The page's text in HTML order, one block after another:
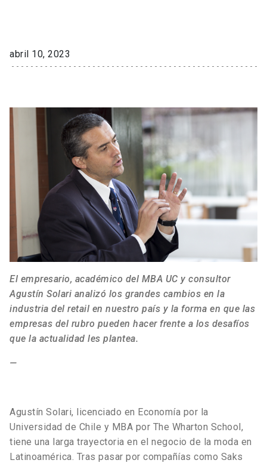
abril 10, 2023
El empresario, académico del MBA UC y consultor
Agustín Solari analizó los grandes cambios en la
industria del retail en nuestro país y la forma en que las
empresas del rubro pueden hacer frente a los desafíos
que la actualidad les plantea.
—
Agustín Solari, licenciado en Economía por la
Universidad de Chile y MBA por The Wharton School,
tiene una larga trayectoria en el negocio de la moda en
Latinoamérica. Tras pasar por compañías como Saks